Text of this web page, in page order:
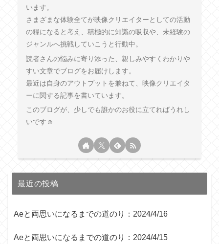
います。
さまざまな体験全てが映像クリエイターとしての活動
の糧になると考え、積極的に知識の吸収や、未経験の
ジャンルへ挑戦していこうと行動中。
読者さんの悩みに寄り添った、親しみやすくわかりや
すい文章でブログをお届けします。
最近は自身のアウトプットを兼ねて、映像クリエイタ
ーに関する記事を書いています。
このブログが、少しでも誰かのお役に立てればうれし
いです☺︎
最近の投稿
Aeと両思いになるまでの道のり：2024/4/16
Aeと両思いになるまでの道のり：2024/4/15